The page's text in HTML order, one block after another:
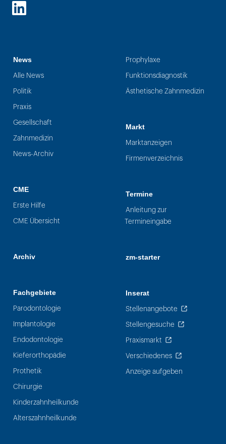
LinkedIn
News
Alle News
Politik
Praxis
Gesellschaft
Zahnmedizin
News-Archiv
CME
Erste Hilfe
CME Übersicht
Archiv
Fachgebiete
Parodontologie
Implantologie
Endodontologie
Kieferorthopädie
Prothetik
Chirurgie
Kinderzahnheilkunde
Alterszahnheilkunde
Prophylaxe
Funktionsdiagnostik
Ästhetische Zahnmedizin
Markt
Marktanzeigen
Firmenverzeichnis
Termine
Anleitung zur
Termineingabe
zm-starter
Inserat
Stellenangebote
Stellengesuche
Praxismarkt
Verschiedenes
Anzeige aufgeben